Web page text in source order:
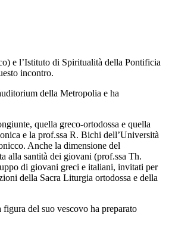
e l’Istituto di Spiritualità della Pontificia
incontro.
della Metropolia e ha
quella greco-ortodossa e quella
e la prof.ssa R. Bichi dell’Università
Anche la dimensione del
alla santità dei giovani (prof.ssa Th.
di giovani greci e italiani, invitati per
della Sacra Liturgia ortodossa e della
del suo vescovo ha preparato